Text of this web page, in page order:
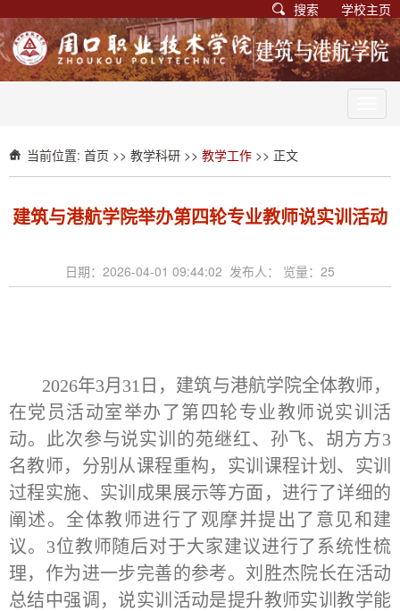
搜索 学校主页
当前位置: 首页 >> 教学科研 >> 教学工作 >> 正文
建筑与港航学院举办第四轮专业教师说实训活动
日期：2026-04-01 09:44:02 发布人： 览量： 25
2026年3月31日，建筑与港航学院全体教师，
在党员活动室举办了第四轮专业教师说实训活
动。此次参与说实训的苑继红、孙飞、胡方方3
名教师，分别从课程重构，实训课程计划、实训
过程实施、实训成果展示等方面，进行了详细的
阐述。全体教师进行了观摩并提出了意见和建
议。 3位教师随后对于大家建议进行了系统性梳
理，作为进一步完善的参考。刘胜杰院长在活动
总结中强调，说实训活动是提升教师实训教学能